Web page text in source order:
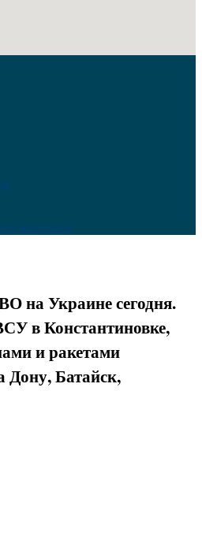
материалов
на Украине сегодня.
в Константиновке,
и ракетами
Дону, Батайск,